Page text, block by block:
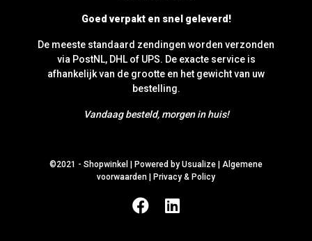
Goed verpakt en snel geleverd!
De meeste standaard zendingen worden verzonden
via PostNL, DHL of UPS. De exacte service is
afhankelijk van de grootte en het gewicht van uw
bestelling.
Vandaag besteld, morgen in huis!
©2021 - Shopwinkel | Powered by Usualize | Algemene
voorwaarden | Privacy & Policy